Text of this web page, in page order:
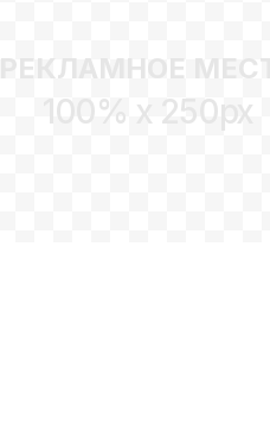
РЕКЛАМНОЕ
100% x 250px